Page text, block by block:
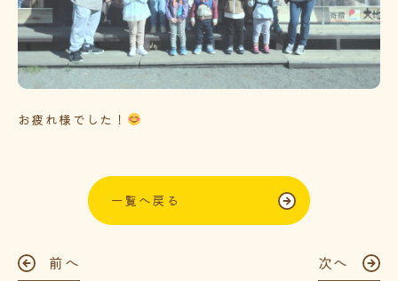
お疲れ様でした！
一覧へ戻る
前へ 次へ